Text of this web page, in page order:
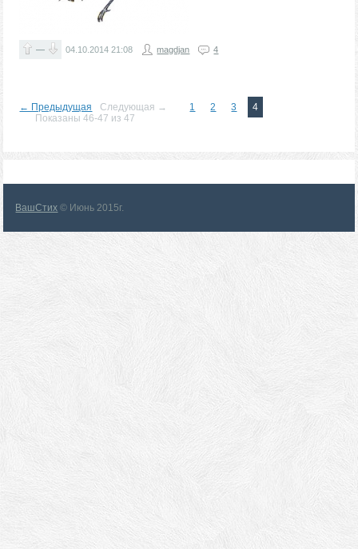
— 04.10.201421:08 magdjan 4
← Предыдущая Следующая → 1 2 3
4
Показаны 46-47 из 47
ВашСтих © Июнь 2015г.